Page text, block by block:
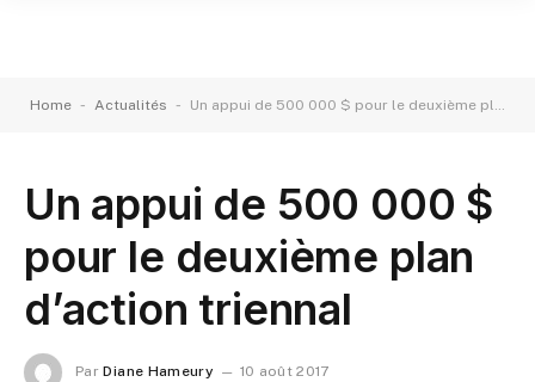
Home - Actualités - Un appui de 500 000 $ pour le deuxième plan d’action triennal
Un appui de 500 000 $
pour le deuxième plan
d’action triennal
Par Diane Hameury 10 août 2017